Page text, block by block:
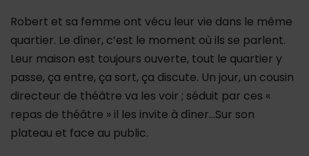
Robert et sa femme ont vécu leur vie dans le même
quartier. Le dîner, c’est le moment où ils se parlent.
Leur maison est toujours ouverte, tout le quartier y
passe, ça entre, ça sort, ça discute. Un jour, un cousin
directeur de théâtre va les voir ; séduit par ces «
repas de théâtre » il les invite à dîner…Sur son
plateau et face au public.